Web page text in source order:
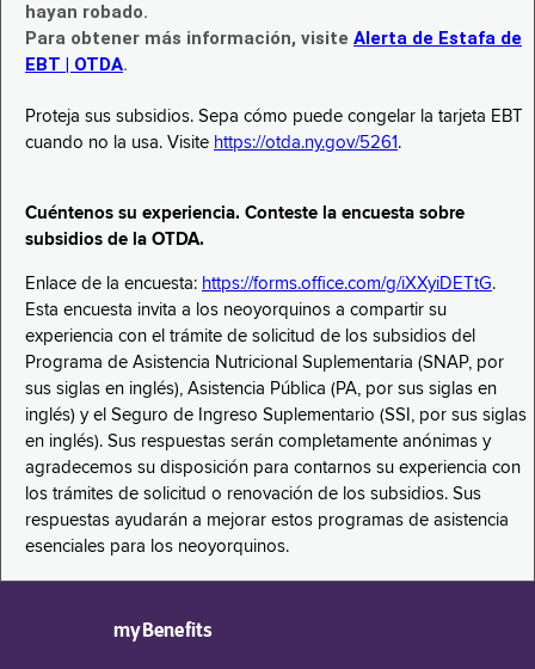
hayan robado.
Para obtener más información, visite Alerta de Estafa de
EBT | OTDA.
Proteja sus subsidios. Sepa cómo puede congelar la tarjeta EBT
cuando no la usa. Visite https://otda.ny.gov/5261 .
Cuéntenos su experiencia. Conteste la encuesta sobre
subsidios de la OTDA.
Enlace de la encuesta: https://forms.office.com/g/iXXyiDETtG.
Esta encuesta invita a los neoyorquinos a compartir su
experiencia con el trámite de solicitud de los subsidios del
Programa de Asistencia Nutricional Suplementaria (SNAP, por
sus siglas en inglés), Asistencia Pública (PA, por sus siglas en
inglés) y el Seguro de Ingreso Suplementario (SSI, por sus siglas
en inglés). Sus respuestas serán completamente anónimas y
agradecemos su disposición para contarnos su experiencia con
los trámites de solicitud o renovación de los subsidios. Sus
respuestas ayudarán a mejorar estos programas de asistencia
esenciales para los neoyorquinos.
myBenefits